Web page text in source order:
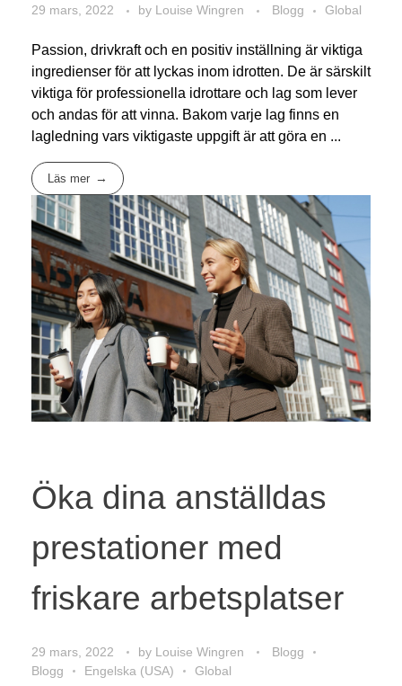
29 mars, 2022 by Louise Wingren Blogg Global
Passion, drivkraft och en positiv inställning är viktiga
ingredienser för att lyckas inom idrotten. De är särskilt
viktiga för professionella idrottare och lag som lever
och andas för att vinna. Bakom varje lag finns en
lagledning vars viktigaste uppgift är att göra en ...
Läs mer
Öka dina anställdas
prestationer med
friskare arbetsplatser
29 mars, 2022 by Louise Wingren
Blogg
Blogg
Engelska (USA) Global